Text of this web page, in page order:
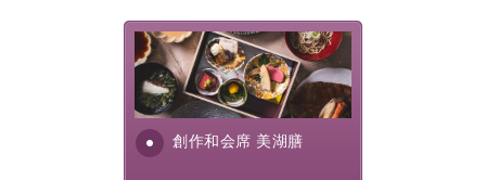
宿泊期間:2026年6月13日～21日
【スケジュール】
17：30 ご夕食
19：10 お隣の「ホテル紅や」ロビー集合
19：20 出発（近隣旅館2か所を経由します）
20：00 ほたる童謡公園到着（60分間の自由時間）
創作和会席 美湖膳
美湖膳とは諏訪の地で特別を
提供する為に料理長・神原 裕
明が考え出した創作和会席で
す。美しい諏訪湖の幸...